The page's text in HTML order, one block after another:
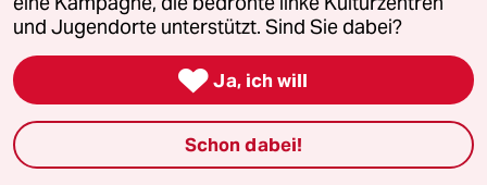
ePaper Login
Downloads für Abonnierende
© 2026 taz Verlags und Vertriebs GmbH
und Jugendorte unterstützt. Sind Sie dabei?
 Ja, ich will
Schon dabei!